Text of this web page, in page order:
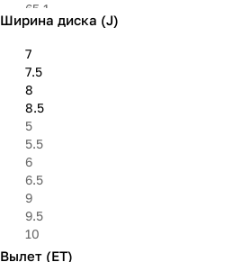
65.1
66.1
66.6
71.6
72.6
75
75.1
78.1
84.1
84.2
95.1
98
98.5
Ширина диска (J)
7
7.5
8
8.5
5
5.5
6
6.5
9
9.5
10
Вылет (ET)